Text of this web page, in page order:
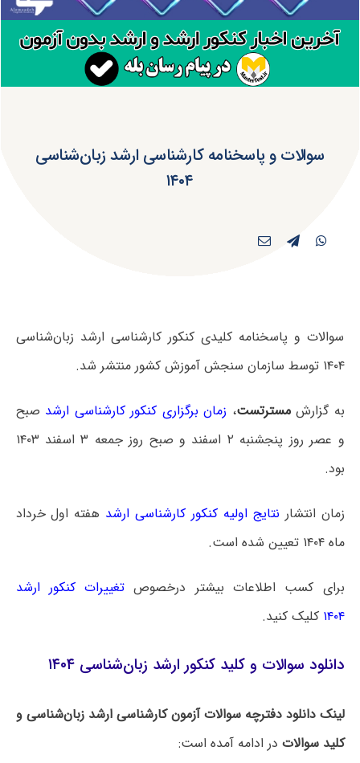
سوالات و پاسخنامه کارشناسی ارشد زبان‌شناسی
۱۴۰۴
سوالات و پاسخنامه کلیدی کنکور کارشناسی ارشد زبان‌شناسی
۱۴۰۴ توسط سازمان سنجش آموزش کشور منتشر شد.
به گزارشمسترتست، زمان برگزاری کنکور کارشناسی ارشد صبح
و عصر روز پنجشنبه ۲ اسفند و صبح روز جمعه ۳ اسفند ۱۴۰۳
بود.
زمان انتشار نتایج اولیه کنکور کارشناسی ارشد هفته اول خرداد
ماه ۱۴۰۴ تعیین شده است.
برای کسب اطلاعات بیشتر درخصوص تغییرات کنکور ارشد
۱۴۰۴ کلیک کنید.
دانلود سوالات و کلید کنکور ارشد زبان‌شناسی ۱۴۰۴
لینک دانلود دفترچه سوالات آزمون کارشناسی ارشد زبان‌شناسی و
کلید سوالات در ادامه آمده است: